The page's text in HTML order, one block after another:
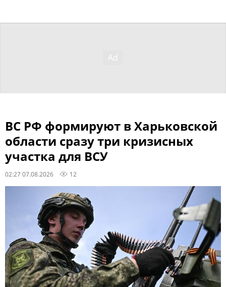
ВС РФ формируют в Харьковской
области сразу три кризисных
участка для ВСУ
02:27 07.08.2026 12